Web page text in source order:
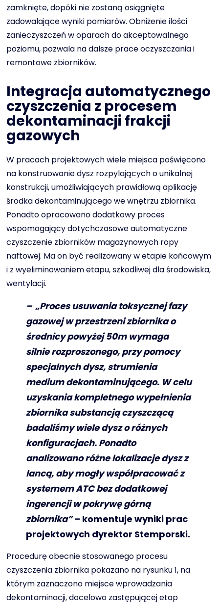
zamknięte, dopóki nie zostaną osiągnięte
zadowalające wyniki pomiarów. Obniżenie ilości
zanieczyszczeń w oparach do akceptowalnego
poziomu, pozwala na dalsze prace oczyszczania i
remontowe zbiorników.
Integracja automatycznego
czyszczenia z procesem
dekontaminacji frakcji
gazowych
W pracach projektowych wiele miejsca poświęcono
na konstruowanie dysz rozpylających o unikalnej
konstrukcji, umożliwiających prawidłową aplikację
środka dekontaminującego we wnętrzu zbiornika.
Ponadto opracowano dodatkowy proces
wspomagający dotychczasowe automatyczne
czyszczenie zbiorników magazynowych ropy
naftowej. Ma on być realizowany w etapie końcowym
i z wyeliminowaniem etapu, szkodliwej dla środowiska,
wentylacji.
– „Proces usuwania toksycznej fazy
gazowej w przestrzeni zbiornika o
średnicy powyżej 50m wymaga
silnie rozproszonego, przy pomocy
specjalnych dysz, strumienia
medium dekontaminującego. W celu
uzyskania kompletnego wypełnienia
zbiornika substancją czyszczącą
badaliśmy wiele dysz o różnych
konfiguracjach. Ponadto
analizowano różne lokalizacje dysz z
lancą, aby mogły współpracować z
systemem ATC bez dodatkowej
ingerencji w pokrywę górną
zbiornika”– komentuje wyniki prac
projektowych dyrektor Stemporski.
Procedurę obecnie stosowanego procesu
czyszczenia zbiornika pokazano na rysunku 1, na
którym zaznaczono miejsce wprowadzania
dekontaminacji, docelowo zastępującej etap